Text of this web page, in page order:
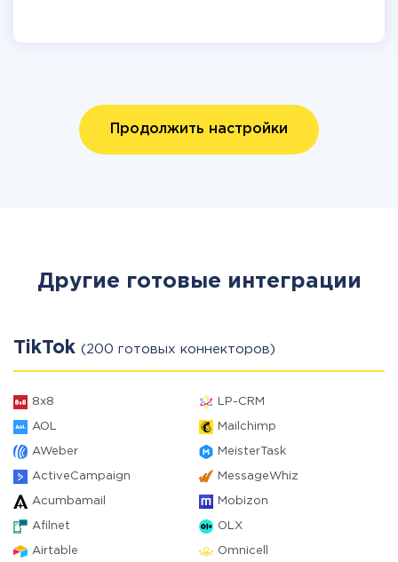
Продолжить настройки
Другие готовые интеграции
TikTok (200 готовых коннекторов)
8x8 LP-CRM
AOL Mailchimp
AWeber MeisterTask
ActiveCampaign MessageWhiz
Acumbamail Mobizon
Afilnet OLX
Airtable Omnicell